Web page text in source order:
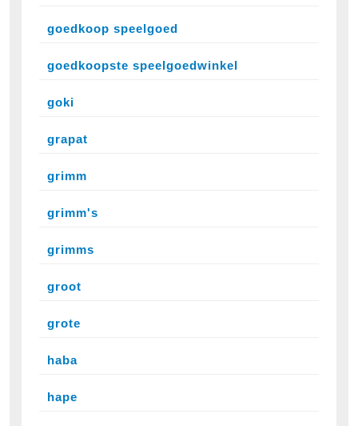
goedkoop speelgoed
goedkoopste speelgoedwinkel
goki
grapat
grimm
grimm's
grimms
groot
grote
haba
hape